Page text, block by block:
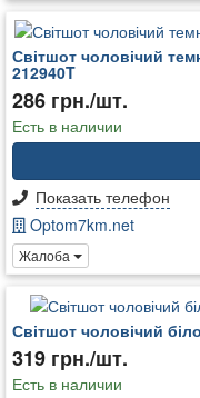
Світшот чоловічий
212940T
286 грн./шт.
Есть в наличии
Показать телефон
Optom7km.net
Жалоба
Світшот чоловічий
319 грн./шт.
Есть в наличии